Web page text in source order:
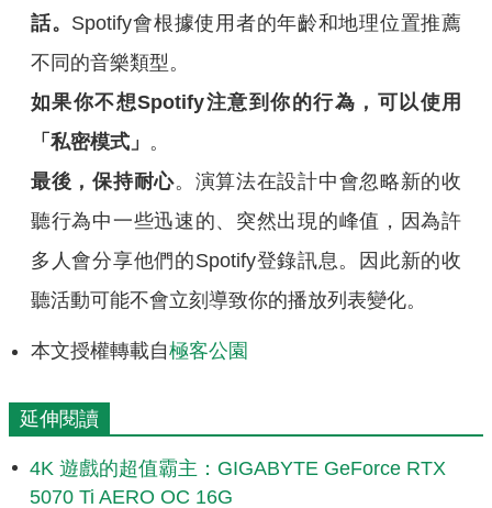
話。 Spotify會根據使用者的年齡和地理位置推薦
不同的音樂類型。
如果你不想Spotify注意到你的行為，可以使用
「私密模式」 。
最後，保持耐心。演算法在設計中會忽略新的收
聽行為中一些迅速的、突然出現的峰值，因為許
多人會分享他們的Spotify登錄訊息。因此新的收
聽活動可能不會立刻導致你的播放列表變化。
本文授權轉載自極客公園
延伸閱讀
4K 遊戲的超值霸主：GIGABYTE GeForce RTX
5070 Ti AERO OC 16G